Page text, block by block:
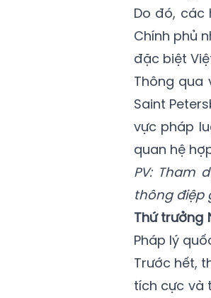
Do đó,
Chính phủ
đặc biệt
Thông qua
Saint
vực pháp
quan hệ
PV: Tham
thông điệp
Thứ trưởng
Pháp lý
Trước hết,
tích cực và